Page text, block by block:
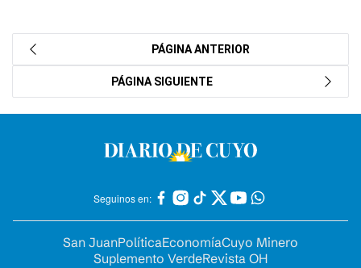
PÁGINA ANTERIOR
PÁGINA SIGUIENTE
Seguinos en:
San JuanPolíticaEconomíaCuyo Minero
Suplemento VerdeRevista OH